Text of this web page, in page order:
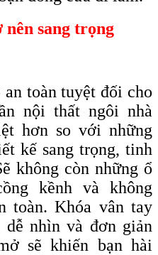
sang trọng
toàn tuyệt đối cho
nội thất ngôi nhà
hơn so với những
kế sang trọng, tinh
không còn những ổ
kềnh và không
toàn. Khóa vân tay
nhìn và đơn giản
sẽ khiến bạn hài